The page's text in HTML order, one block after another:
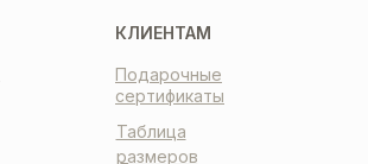
КЛИЕНТАМ
Таблица
размеров
Подарочные
сертификаты